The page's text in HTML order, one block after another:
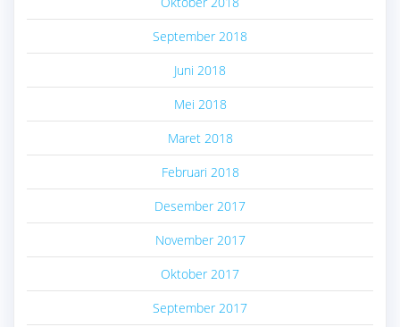
September 2018
Juni 2018
Mei 2018
Maret 2018
Februari 2018
Desember 2017
November 2017
Oktober 2017
September 2017